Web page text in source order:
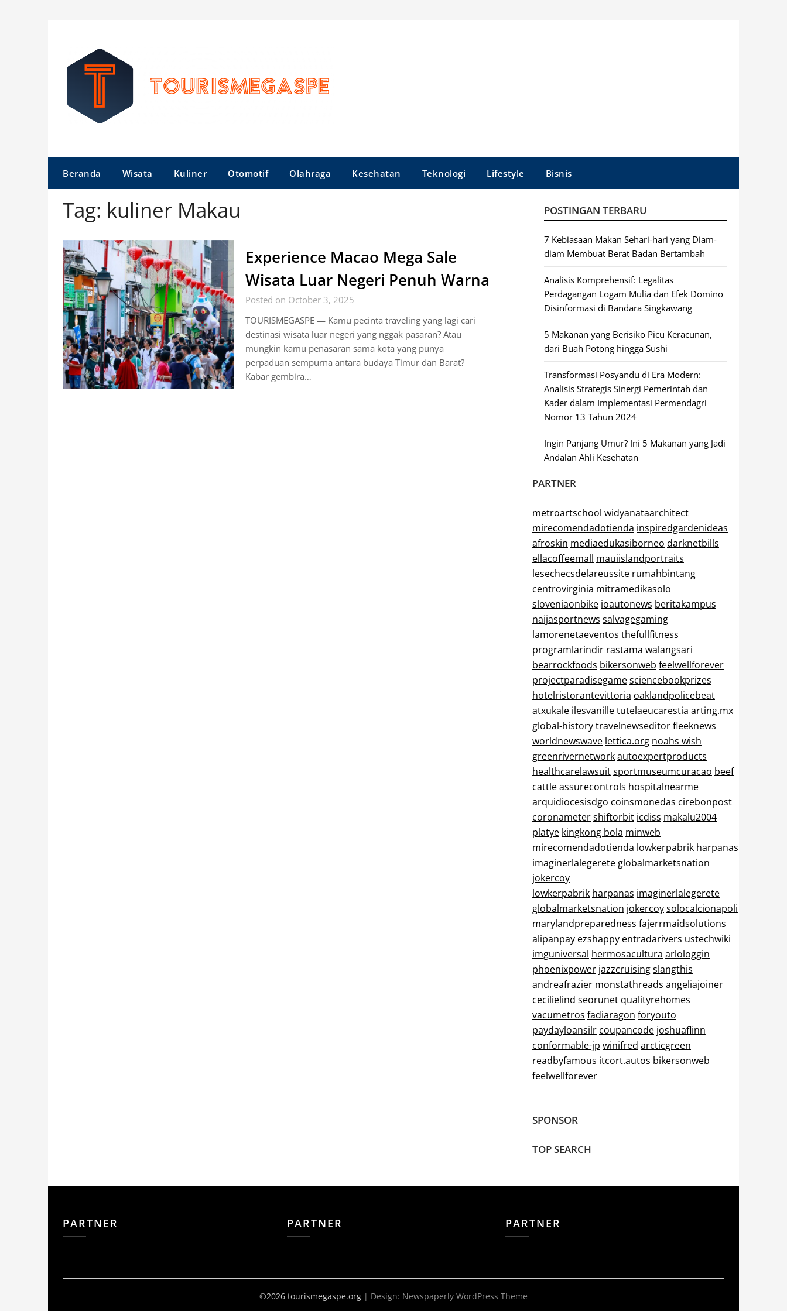
Beranda Wisata Kuliner Otomotif Olahraga Kesehatan Teknologi Lifestyle Bisnis
Tag: kuliner Makau
Experience Macao Mega Sale
Wisata Luar Negeri Penuh Warna
Posted on October 3, 2025
TOURISMEGASPE — Kamu pecinta traveling yang lagi cari
destinasi wisata luar negeri yang nggak pasaran? Atau
mungkin kamu penasaran sama kota yang punya
perpaduan sempurna antara budaya Timur dan Barat?
Kabar gembira…
POSTINGAN TERBARU
7 Kebiasaan Makan Sehari-hari yang Diam-
diam Membuat Berat Badan Bertambah
Analisis Komprehensif: Legalitas
Perdagangan Logam Mulia dan Efek Domino
Disinformasi di Bandara Singkawang
5 Makanan yang Berisiko Picu Keracunan,
dari Buah Potong hingga Sushi
Transformasi Posyandu di Era Modern:
Analisis Strategis Sinergi Pemerintah dan
Kader dalam Implementasi Permendagri
Nomor 13 Tahun 2024
Ingin Panjang Umur? Ini 5 Makanan yang Jadi
Andalan Ahli Kesehatan
PARTNER
metroartschool widyanataarchitect
mirecomendadotienda inspiredgardenideas
afroskin mediaedukasiborneo darknetbills
ellacoffeemall mauiislandportraits
lesechecsdelareussite rumahbintang
centrovirginia mitramedikasolo
sloveniaonbike ioautonews beritakampus
naijasportnews salvagegaming
lamorenetaeventos thefullfitness
programlarindir rastama walangsari
bearrockfoods bikersonweb feelwellforever
projectparadisegamesciencebookprizes
hotelristorantevittoria oaklandpolicebeat
atxukale ilesvanilletutelaeucarestia arting.mx
global-historytravelnewseditorfleeknews
worldnewswave lettica.org noahs wish
greenrivernetworkautoexpertproducts
healthcarelawsuitsportmuseumcuracao beef
cattleassurecontrols hospitalnearme
arquidiocesisdgo coinsmonedas cirebonpost
coronametershiftorbit icdiss makalu2004
platye kingkong bola minweb
mirecomendadotienda lowkerpabrik harpanas
imaginerlalegerete globalmarketsnation
jokercoy
lowkerpabrik harpanas imaginerlalegerete
globalmarketsnation jokercoysolocalcionapoli
marylandpreparedness fajerrmaidsolutions
alipanpay ezshappy entradarivers ustechwiki
imguniversal hermosacultura arlologgin
phoenixpower jazzcruisingslangthis
andreafrazier monstathreads angeliajoiner
cecilielind seorunet qualityrehomes
vacumetros fadiaragon foryouto
paydayloansilr coupancode joshuaflinn
conformable-jp winifred arcticgreen
readbyfamous itcort.autos bikersonweb
feelwellforever
SPONSOR
TOP SEARCH
PARTNER PARTNER PARTNER
©2026 tourismegaspe.org | Design: Newspaperly WordPress Theme